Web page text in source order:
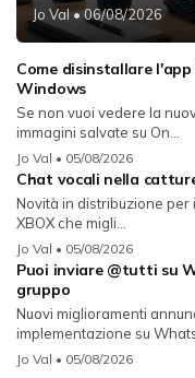
Jo Val• 06/08/2026
Come disinstallare
Windows
Se non vuoi vedere la
immagini salvate su On...
Jo Val • 05/08/2026
Chat vocali nella
Novità in distribuzione
XBOX che migli...
Jo Val • 05/08/2026
Puoi inviare @tutti su
gruppo
Nuovi miglioramenti
implementazione su
Jo Val • 05/08/2026